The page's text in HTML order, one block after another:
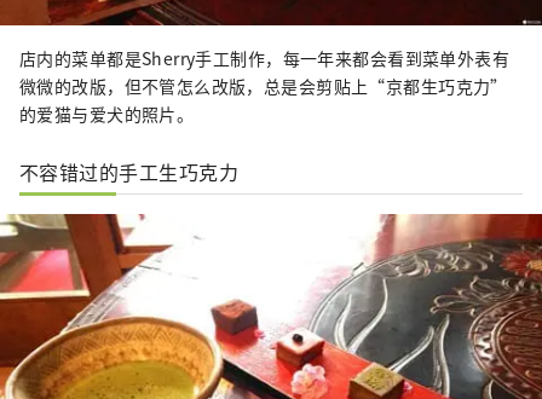
店内的菜单都是Sherry手工制作，每一年来都会看到菜单外表有
微微的改版，但不管怎么改版，总是会剪贴上“京都生巧克力”
的爱猫与爱犬的照片。
不容错过的手工生巧克力